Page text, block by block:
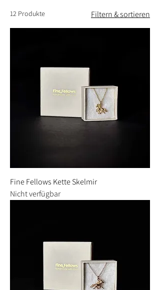
12 Produkte Filtern & sortieren
Fine Fellows Kette Skelmir
Nicht verfügbar